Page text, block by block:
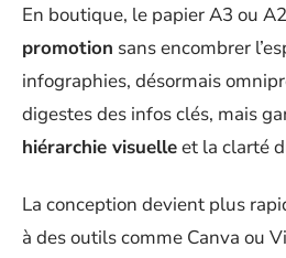
En boutique, le papier A3 ou
promotion sans encombrer
infographies, désormais
digestes des infos clés, mais
hiérarchie visuelleet la clarté
La conception devient plus
à des outils comme Canva ou